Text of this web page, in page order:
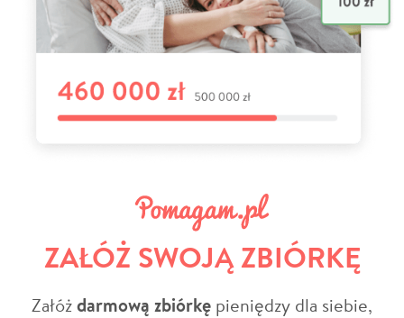
ZAŁÓŻ SWOJĄ ZBIÓRKĘ
Załóżdarmową zbiórkę pieniędzy dla siebie,